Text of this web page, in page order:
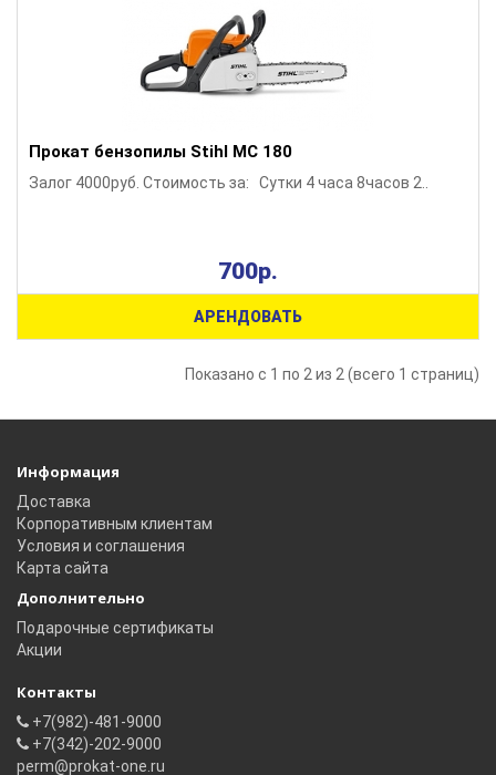
Прокат бензопилы Stihl MC 180
Залог 4000руб. Стоимость за: Сутки 4 часа 8часов 2..
700р.
АРЕНДОВАТЬ
Показано с 1 по 2 из 2 (всего 1 страниц)
Информация
Доставка
Корпоративным клиентам
Условия и соглашения
Карта сайта
Дополнительно
Подарочные сертификаты
Акции
Контакты
+7(982)-481-9000
+7(342)-202-9000
perm@prokat-one.ru